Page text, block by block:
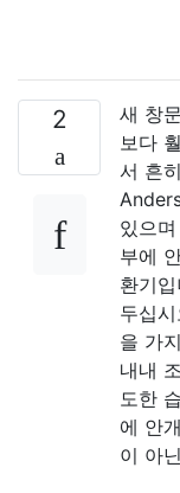
2
새 창
보다
서 흔
있으
부에
환기
두십
을 가
내내
도한
에 안
이 아